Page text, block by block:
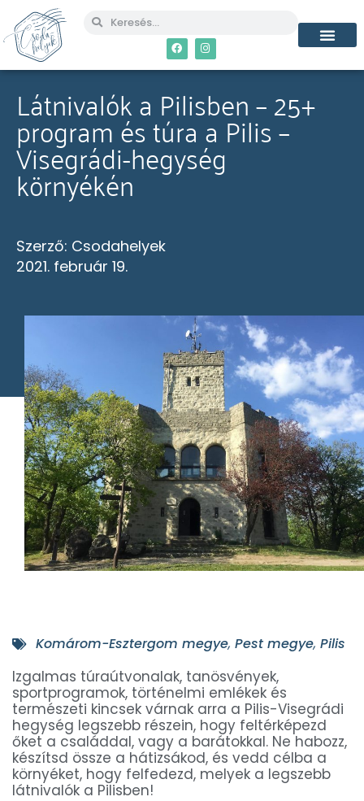
Látnivalók a Pilisben – 25+
program és túra a Pilis –
Visegrádi-hegység
környékén
Szerző: Csodahelyek
2021. február 19.
Komárom-Esztergom megye, Pest megye, Pilis
Izgalmas túraútvonalak, tanösvények,
sportprogramok, történelmi emlékek és
természeti kincsek várnak arra a Pilis-Visegrádi
hegység legszebb részein, hogy feltérképezd
őket a családdal, vagy a barátokkal. Ne habozz,
készítsd össze a hátizsákod, és vedd célba a
környéket, hogy felfedezd, melyek a legszebb
látnivalók a Pilisben!